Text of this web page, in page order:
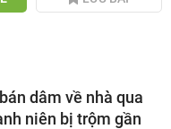
dâm về nhà qua
niên bị trộm gần